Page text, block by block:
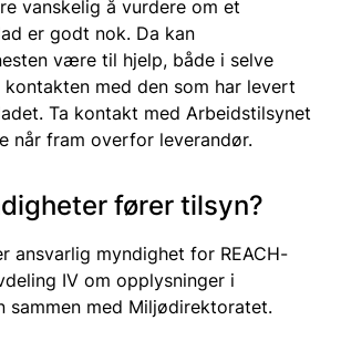
vanskelig å vurdere om et
er godt nok. Da kan
være til hjelp, både i selve
med den som har levert
Ta kontakt med Arbeidstilsynet
når fram overfor leverandør.
fører tilsyn?
ansvarlig myndighet for REACH-
IV om opplysninger i
sammen med Miljødirektoratet.